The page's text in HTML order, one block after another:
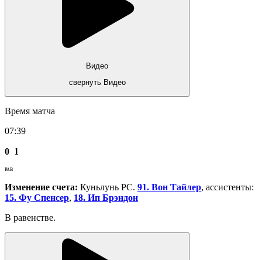
Видео
свернуть Видео
Время матча
07:39
0 1
РАВ
Изменение счета: Куньлунь РС. 91. Вон Тайлер, ассистенты:
15. Фу Спенсер, 18. Ип Брэндон
В равенстве.